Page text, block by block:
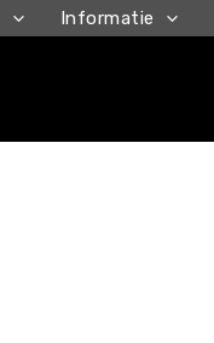
Informatie